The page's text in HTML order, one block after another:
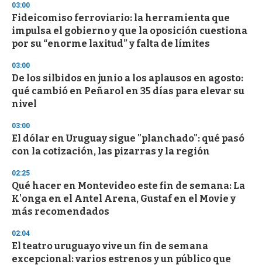
03:00
Fideicomiso ferroviario: la herramienta que
impulsa el gobierno y que la oposición cuestiona
por su “enorme laxitud” y falta de límites
03:00
De los silbidos en junio a los aplausos en agosto:
qué cambió en Peñarol en 35 días para elevar su
nivel
03:00
El dólar en Uruguay sigue "planchado": qué pasó
con la cotización, las pizarras y la región
02:25
Qué hacer en Montevideo este fin de semana: La
K'onga en el Antel Arena, Gustaf en el Movie y
más recomendados
02:04
El teatro uruguayo vive un fin de semana
excepcional: varios estrenos y un público que